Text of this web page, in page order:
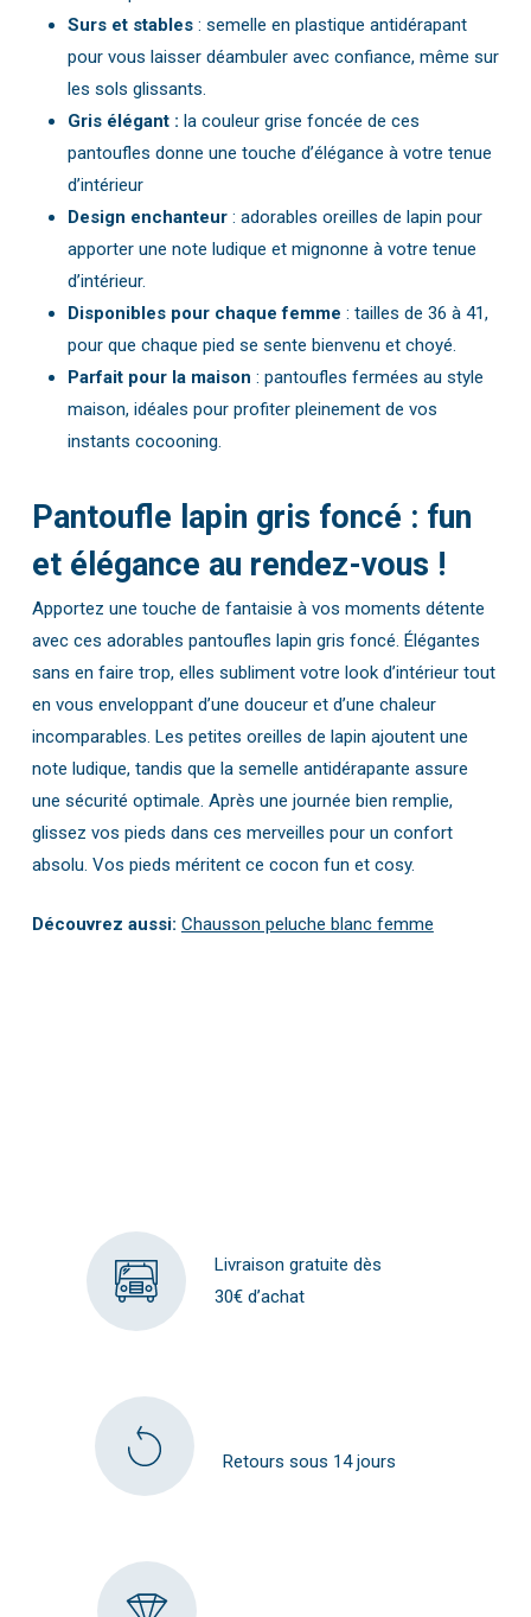
Surs et stables: semelle en plastique antidérapant
pour vous laisser déambuler avec confiance, même sur
les sols glissants.
Gris élégant : la couleur grise foncée de ces
pantoufles donne une touche d’élégance à votre tenue
d’intérieur
Design enchanteur: adorables oreilles de lapin pour
apporter une note ludique et mignonne à votre tenue
d’intérieur.
Disponibles pour chaque femme : tailles de 36 à 41,
pour que chaque pied se sente bienvenu et choyé.
Parfait pour la maison : pantoufles fermées au style
maison, idéales pour profiter pleinement de vos
instants cocooning.
Pantoufle lapin gris foncé : fun
et élégance au rendez-vous !
Apportez une touche de fantaisie à vos moments détente
avec ces adorables pantoufles lapin gris foncé. Élégantes
sans en faire trop, elles subliment votre look d’intérieur tout
en vous enveloppant d’une douceur et d’une chaleur
incomparables. Les petites oreilles de lapin ajoutent une
note ludique, tandis que la semelle antidérapante assure
une sécurité optimale. Après une journée bien remplie,
glissez vos pieds dans ces merveilles pour un confort
absolu. Vos pieds méritent ce cocon fun et cosy.
Découvrez aussi: Chausson peluche blanc femme
Livraison gratuite dès
30€ d’achat
Retours sous 14 jours